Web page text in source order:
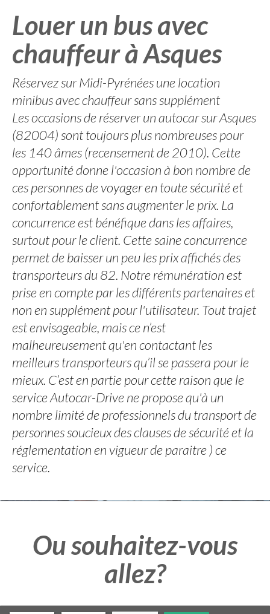
Louer un bus avec
chauffeur à Asques
Réservez sur Midi-Pyrénées une location
minibus avec chauffeur sans supplément
Les occasions de réserver un autocar sur Asques
(82004) sont toujours plus nombreuses pour
les 140 âmes (recensement de 2010). Cette
opportunité donne l'occasion à bon nombre de
ces personnes de voyager en toute sécurité et
confortablement sans augmenter le prix. La
concurrence est bénéfique dans les affaires,
surtout pour le client. Cette saine concurrence
permet de baisser un peu les prix affichés des
transporteurs du 82. Notre rémunération est
prise en compte par les différents partenaires et
non en supplément pour l'utilisateur. Tout trajet
est envisageable, mais ce n’est
malheureusement qu'en contactant les
meilleurs transporteurs qu’il se passera pour le
mieux. C’est en partie pour cette raison que le
service Autocar-Drive ne propose qu'à un
nombre limité de professionnels du transport de
personnes soucieux des clauses de sécurité et la
réglementation en vigueur de paraitre ) ce
service.
Ou souhaitez-vous
allez?